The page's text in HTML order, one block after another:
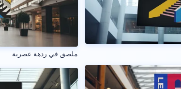
ملصق في ردهة عصرية